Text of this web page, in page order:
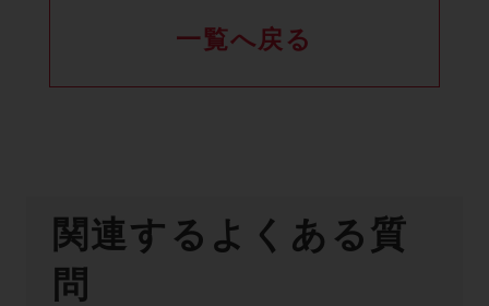
一覧へ戻る
関連するよくある質
問